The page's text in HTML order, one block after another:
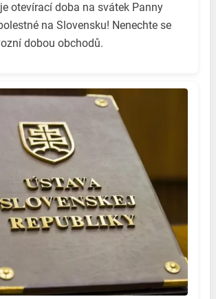
otevírací doba na svátek Panny
na Slovensku! Nenechte se
dobou obchodů.